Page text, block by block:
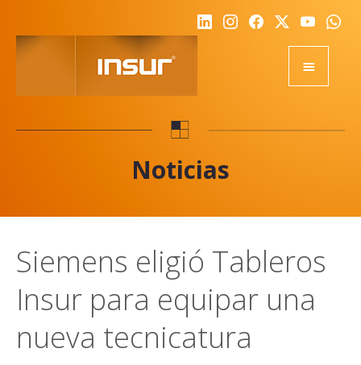
NOSOTROS
REPRESENTANTES
Noticias
Siemens eligió Tableros
Insur para equipar una
nueva tecnicatura